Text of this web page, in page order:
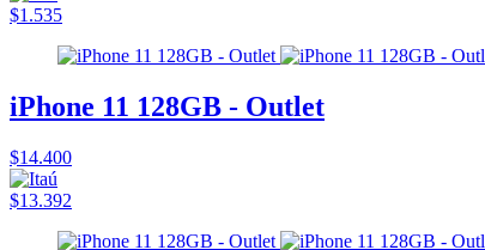
$1.535
iPhone 11 128GB - Outlet
$14.400
$13.392